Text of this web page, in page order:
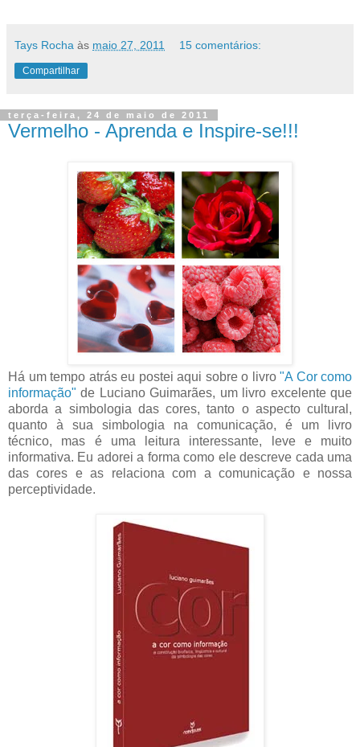
Tays Rocha às maio 27, 2011 15 comentários:
Compartilhar
terça-feira, 24 de maio de 2011
Vermelho - Aprenda e Inspire-se!!!
Há um tempo atrás eu postei aqui sobre o livro "A Cor como
informação" de Luciano Guimarães, um livro excelente que
aborda a simbologia das cores, tanto o aspecto cultural,
quanto à sua simbologia na comunicação, é um livro
técnico, mas é uma leitura interessante, leve e muito
informativa. Eu adorei a forma como ele descreve cada uma
das cores e as relaciona com a comunicação e nossa
perceptividade.